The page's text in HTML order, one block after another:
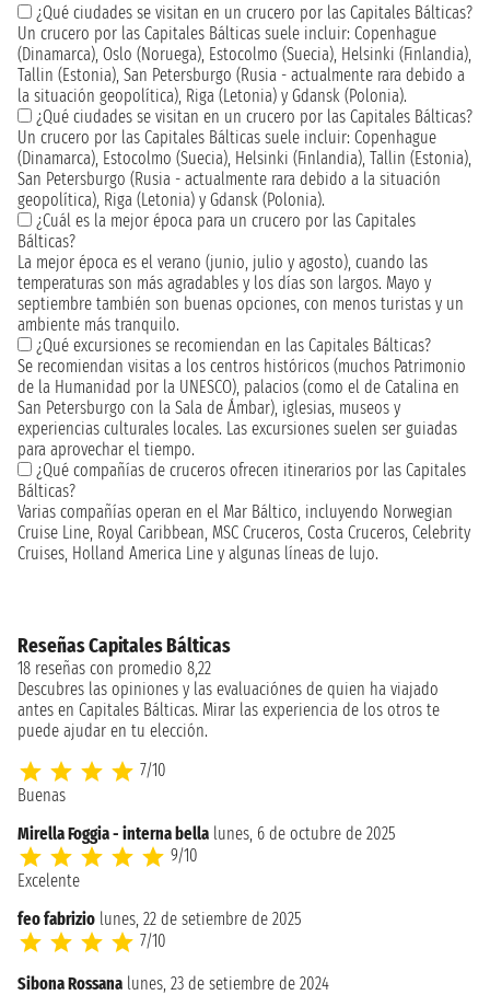
¿Qué ciudades se visitan en un crucero por las Capitales Bálticas?
Un crucero por las Capitales Bálticas suele incluir: Copenhague
(Dinamarca), Oslo (Noruega), Estocolmo (Suecia), Helsinki (Finlandia),
Tallin (Estonia), San Petersburgo (Rusia - actualmente rara debido a
la situación geopolítica), Riga (Letonia) y Gdansk (Polonia).
¿Qué ciudades se visitan en un crucero por las Capitales Bálticas?
Un crucero por las Capitales Bálticas suele incluir: Copenhague
(Dinamarca), Estocolmo (Suecia), Helsinki (Finlandia), Tallin (Estonia),
San Petersburgo (Rusia - actualmente rara debido a la situación
geopolítica), Riga (Letonia) y Gdansk (Polonia).
¿Cuál es la mejor época para un crucero por las Capitales
Bálticas?
La mejor época es el verano (junio, julio y agosto), cuando las
temperaturas son más agradables y los días son largos. Mayo y
septiembre también son buenas opciones, con menos turistas y un
ambiente más tranquilo.
¿Qué excursiones se recomiendan en las Capitales Bálticas?
Se recomiendan visitas a los centros históricos (muchos Patrimonio
de la Humanidad por la UNESCO), palacios (como el de Catalina en
San Petersburgo con la Sala de Ámbar), iglesias, museos y
experiencias culturales locales. Las excursiones suelen ser guiadas
para aprovechar el tiempo.
¿Qué compañías de cruceros ofrecen itinerarios por las Capitales
Bálticas?
Varias compañías operan en el Mar Báltico, incluyendo Norwegian
Cruise Line, Royal Caribbean, MSC Cruceros, Costa Cruceros, Celebrity
Cruises, Holland America Line y algunas líneas de lujo.
Reseñas Capitales Bálticas
18 reseñas con promedio 8,22
Descubres las opiniones y las evaluaciónes de quien ha viajado
antes en Capitales Bálticas. Mirar las experiencia de los otros te
puede ajudar en tu elección.
7/10
Buenas
Mirella Foggia - interna bella lunes, 6 de octubre de 2025
9/10
Excelente
feo fabrizio lunes, 22 de setiembre de 2025
7/10
Sibona Rossana lunes, 23 de setiembre de 2024